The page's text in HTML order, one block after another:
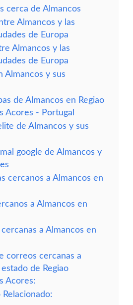
cerca de Almancos
Almancos y las
de Europa
Almancos y las
de Europa
Almancos y sus
de Almancos en Regiao
Acores - Portugal
de Almancos y sus
google de Almancos y
cercanos a Almancos en
a Almancos en
a Almancos en
correos cercanas a
de Regiao
Acores: